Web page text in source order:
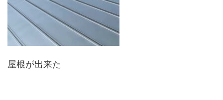
屋根が出来た